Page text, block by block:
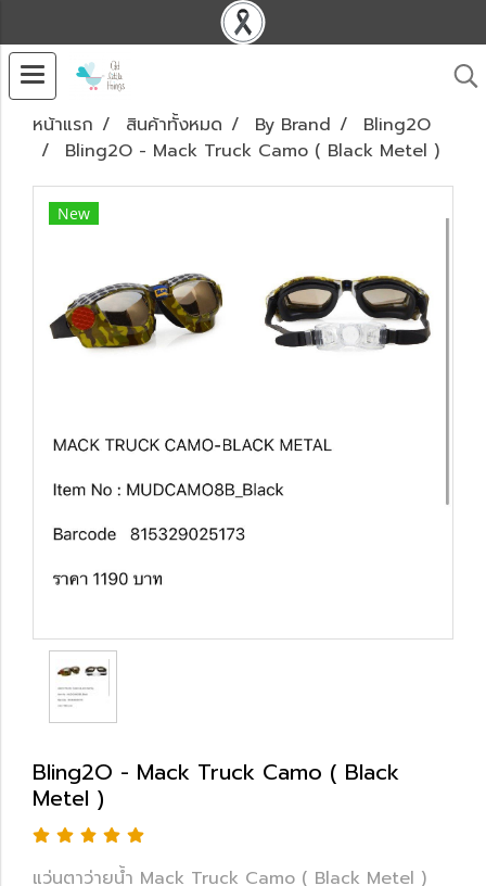
หน้าแรก สินค้าทั้งหมด By Brand
Bling2O
Bling2O - Mack Truck Camo ( Black Metel )
New
Bling2O - Mack Truck Camo ( Black
Metel )
แว่นตาว่ายน้ำ Mack Truck Camo ( Black Metel )